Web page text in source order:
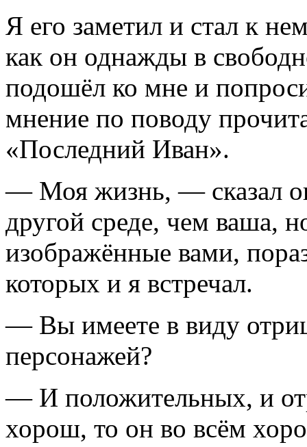
Я его заметил и стал к
как он однажды в
подошёл ко мне и
мнение по поводу
«Последний Иван».
— Моя жизнь, — сказал
другой среде, чем ваша,
изображённые вами,
которых и я встречал.
— Вы имеете в виду
персонажей?
— И положительных, и
хорош, то он во всём